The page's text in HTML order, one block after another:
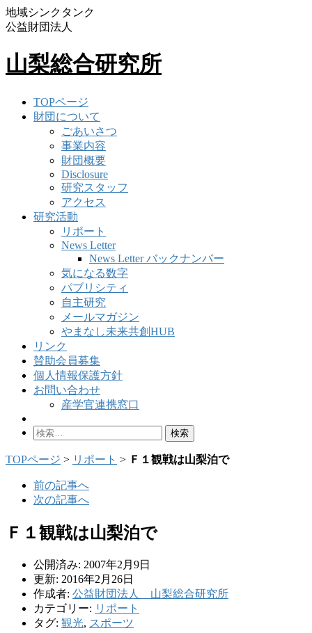
地域シンクタンク
公益財団法人
山梨総合研究所
TOPページ
財団について
ごあいさつ
事業内容
財団概要
Disclosure
研究スタッフ
アクセス
研究活動
リポート
News Letter
News Letter バックナンバー
気になる数字
パブリシティ
自主研究
メールマガジン
やまなし未来共創HUB
リンク
賛助会員募集
個人情報保護方針
お問い合わせ
産学官連携窓口
検
TOPページ > リポート > Ｆ１観戦は山梨泊で
前の記事へ
次の記事へ
Ｆ１観戦は山梨泊で
公開済み: 2007年2月9日
更新: 2016年2月26日
作成者: 公益財団法人 山梨総合研究所
カテゴリー: リポート
タグ: 観光, スポーツ